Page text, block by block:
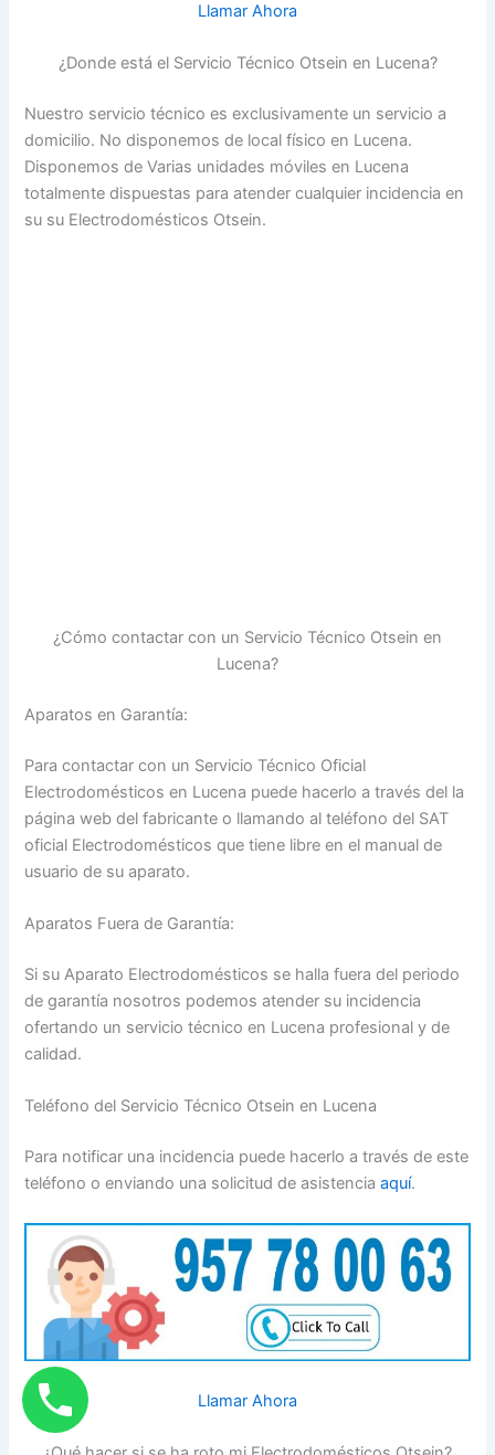
Llamar Ahora
¿Donde está el Servicio Técnico Otsein en Lucena?
Nuestro servicio técnico es exclusivamente un servicio a
domicilio. No disponemos de local físico en Lucena.
Disponemos de Varias unidades móviles en Lucena
totalmente dispuestas para atender cualquier incidencia en
su su Electrodomésticos Otsein.
¿Cómo contactar con un Servicio Técnico Otsein en
Lucena?
Aparatos en Garantía:
Para contactar con un Servicio Técnico Oficial
Electrodomésticos en Lucena puede hacerlo a través del la
página web del fabricante o llamando al teléfono del SAT
oficial Electrodomésticos que tiene libre en el manual de
usuario de su aparato.
Aparatos Fuera de Garantía:
Si su Aparato Electrodomésticos se halla fuera del periodo
de garantía nosotros podemos atender su incidencia
ofertando un servicio técnico en Lucena profesional y de
calidad.
Teléfono del Servicio Técnico Otsein en Lucena
Para notificar una incidencia puede hacerlo a través de este
teléfono o enviando una solicitud de asistenciaaquí.
Llamar Ahora